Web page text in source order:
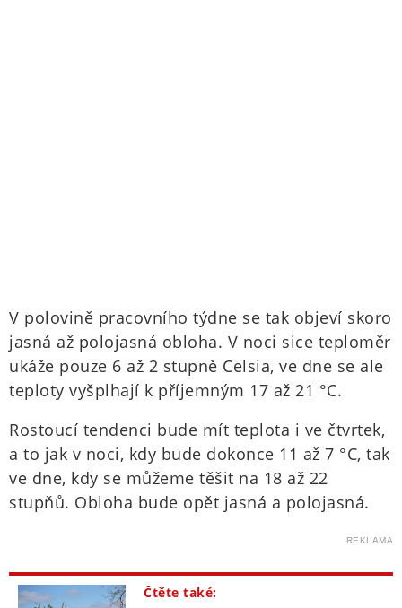
V polovině pracovního týdne se tak objeví skoro
jasná až polojasná obloha. V noci sice teploměr
ukáže pouze 6 až 2 stupně Celsia, ve dne se ale
teploty vyšplhají k příjemným 17 až 21 °C.
Rostoucí tendenci bude mít teplota i ve čtvrtek,
a to jak v noci, kdy bude dokonce 11 až 7 °C, tak
ve dne, kdy se můžeme těšit na 18 až 22
stupňů. Obloha bude opět jasná a polojasná.
REKLAMA
Čtěte také: